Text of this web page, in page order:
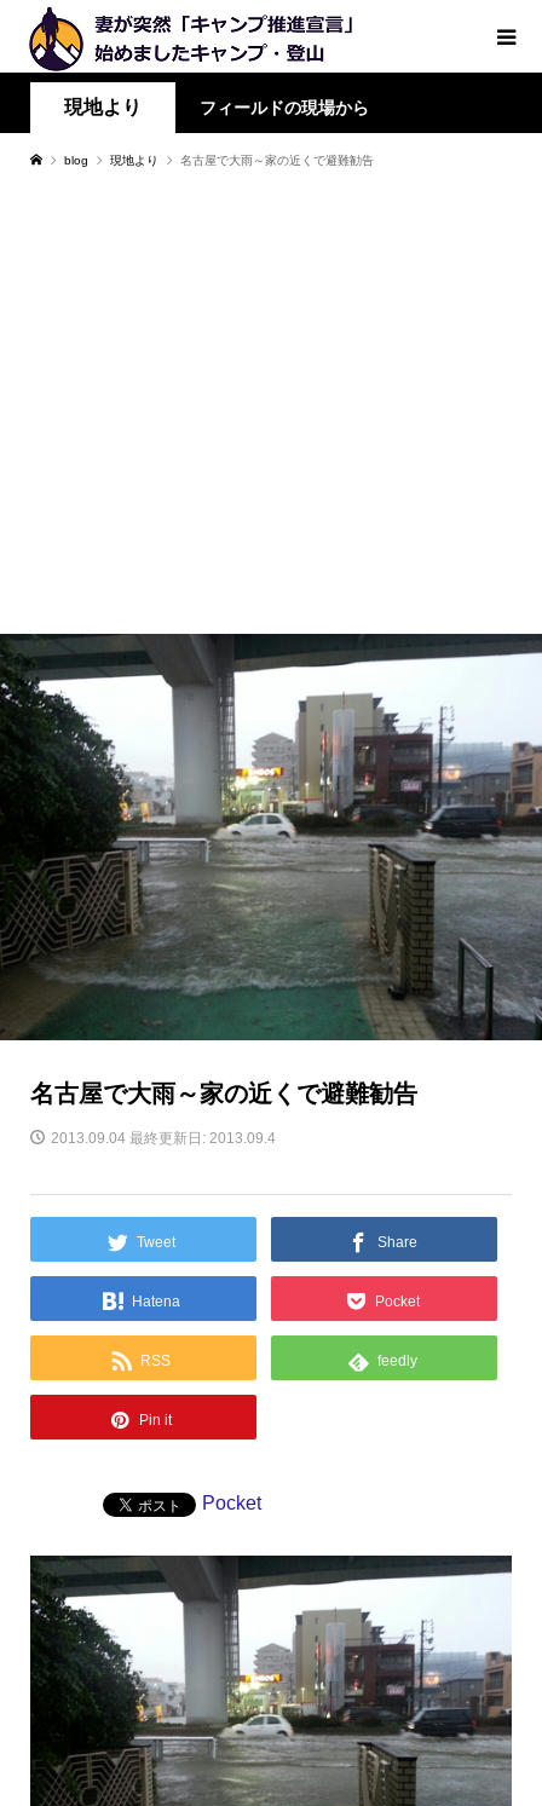
現地より フィールドの現場から
blog 現地より 名古屋で大雨～家の近くで避難勧告
名古屋で大雨～家の近くで避難勧告
2013.09.04最終更新日: 2013.09.4
Tweet Share
Hatena Pocket
RSS feedly
Pin it
Pocket